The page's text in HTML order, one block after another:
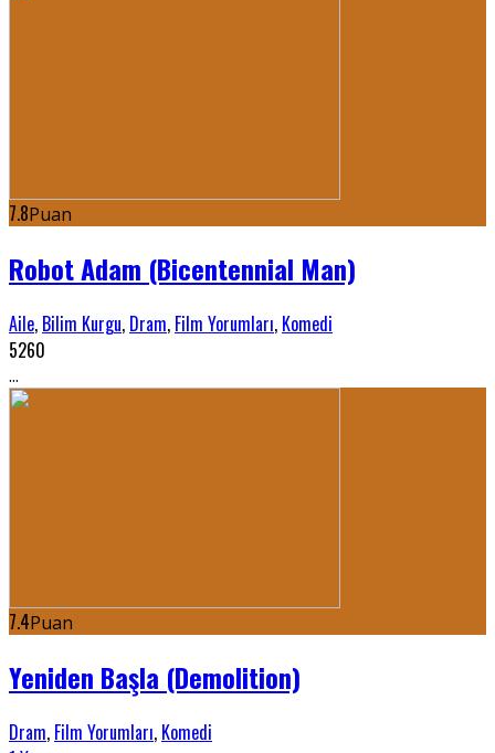
7.8Puan
Robot Adam (Bicentennial Man)
Aile, Bilim Kurgu, Dram, Film Yorumları, Komedi
5260
...
7.4Puan
Yeniden Başla (Demolition)
Dram, Film Yorumları, Komedi